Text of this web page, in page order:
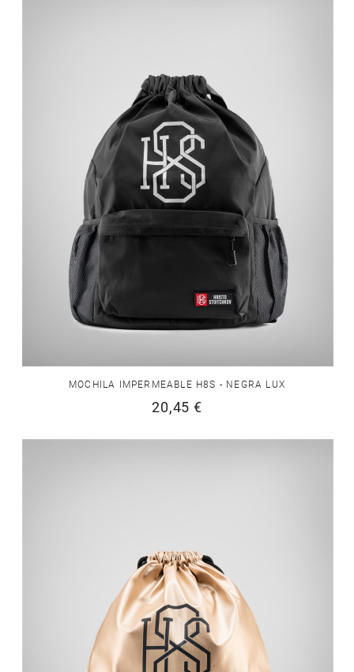
MOCHILA IMPERMEABLE H8S - NEGRA LUX
20,45 €